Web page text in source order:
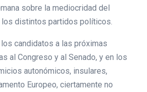
sobre la mediocridad del
distintos partidos políticos.
candidatos a las próximas
al Congreso y al Senado, y en los
autonómicos, insulares,
Europeo, ciertamente no